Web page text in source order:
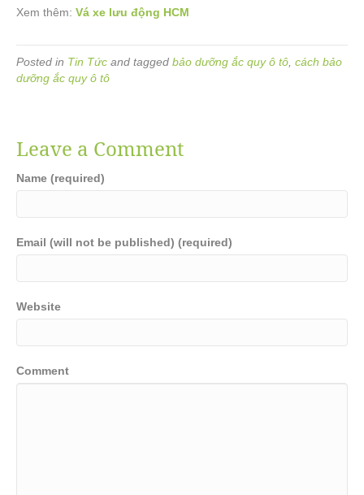
Xem thêm: Vá xe lưu động HCM
Posted in Tin Tức and tagged bảo dưỡng ắc quy ô tô cách bảo
dưỡng ắc quy ô tô
Leave a Comment
Name (required)
Email (will not be published) (required)
Website
Comment